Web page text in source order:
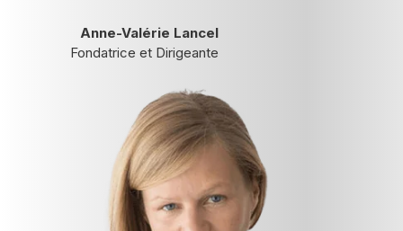
Anne-Valérie Lancel
Fondatrice et Dirigeante